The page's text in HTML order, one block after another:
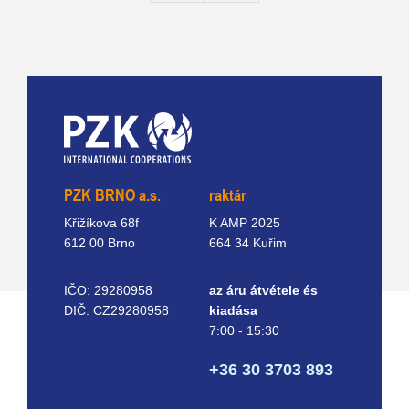
PZK BRNO a.s.
Křižíkova 68f
612 00 Brno
IČO: 29280958
DIČ: CZ29280958
raktár
K AMP 2025
664 34 Kuřim
az áru átvétele és
kiadása
7:00 - 15:30
+36 30 3703 893